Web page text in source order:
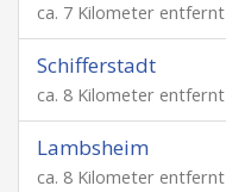
ca. 7 Kilometer entfernt
Schifferstadt
ca. 8 Kilometer entfernt
Lambsheim
ca. 8 Kilometer entfernt